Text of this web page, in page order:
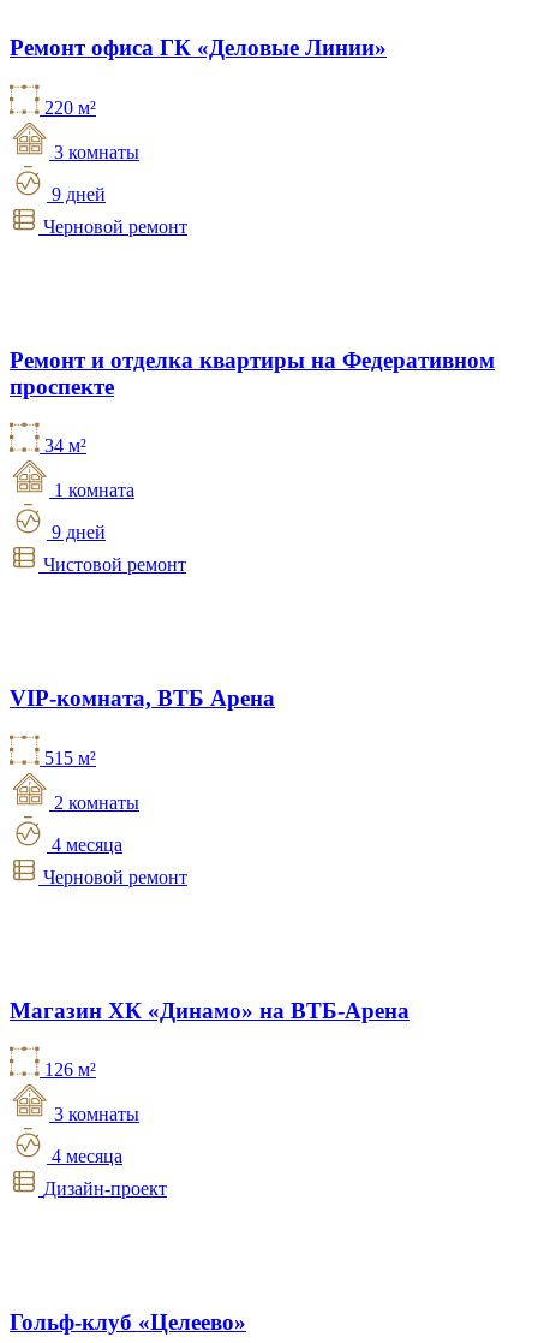
Ремонт офиса ГК «Деловые Линии»
220 м²
3 комнаты
9 дней
Черновой ремонт
Ремонт и отделка квартиры на Федеративном
проспекте
34 м²
1 комната
9 дней
Чистовой ремонт
VIP-комната, ВТБ Арена
515 м²
2 комнаты
4 месяца
Черновой ремонт
Магазин ХК «Динамо» на ВТБ-Арена
126 м²
3 комнаты
4 месяца
Дизайн-проект
Гольф-клуб «Целеево»